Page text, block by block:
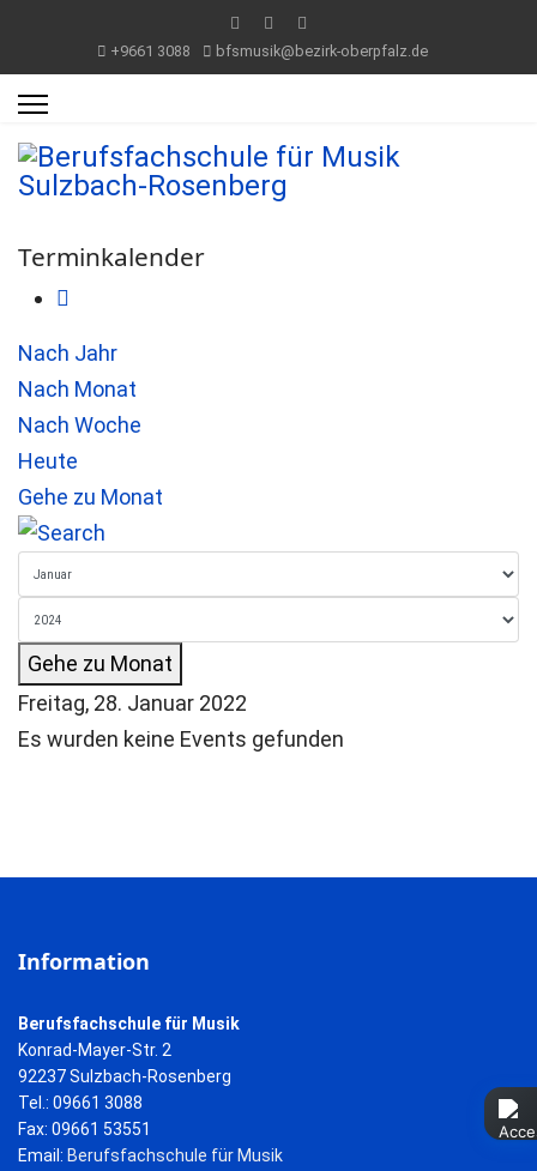
+9661 3088 bfsmusik@bezirk-oberpfalz.de
Terminkalender
Nach Jahr
Nach Monat
Nach Woche
Heute
Gehe zu Monat
Gehe zu Monat
Freitag, 28. Januar 2022
Es wurden keine Events gefunden
Information
Berufsfachschule für Musik
Konrad-Mayer-Str. 2
92237 Sulzbach-Rosenberg
Tel.: 09661 3088
Fax: 09661 53551
Email: Berufsfachschule für Musik